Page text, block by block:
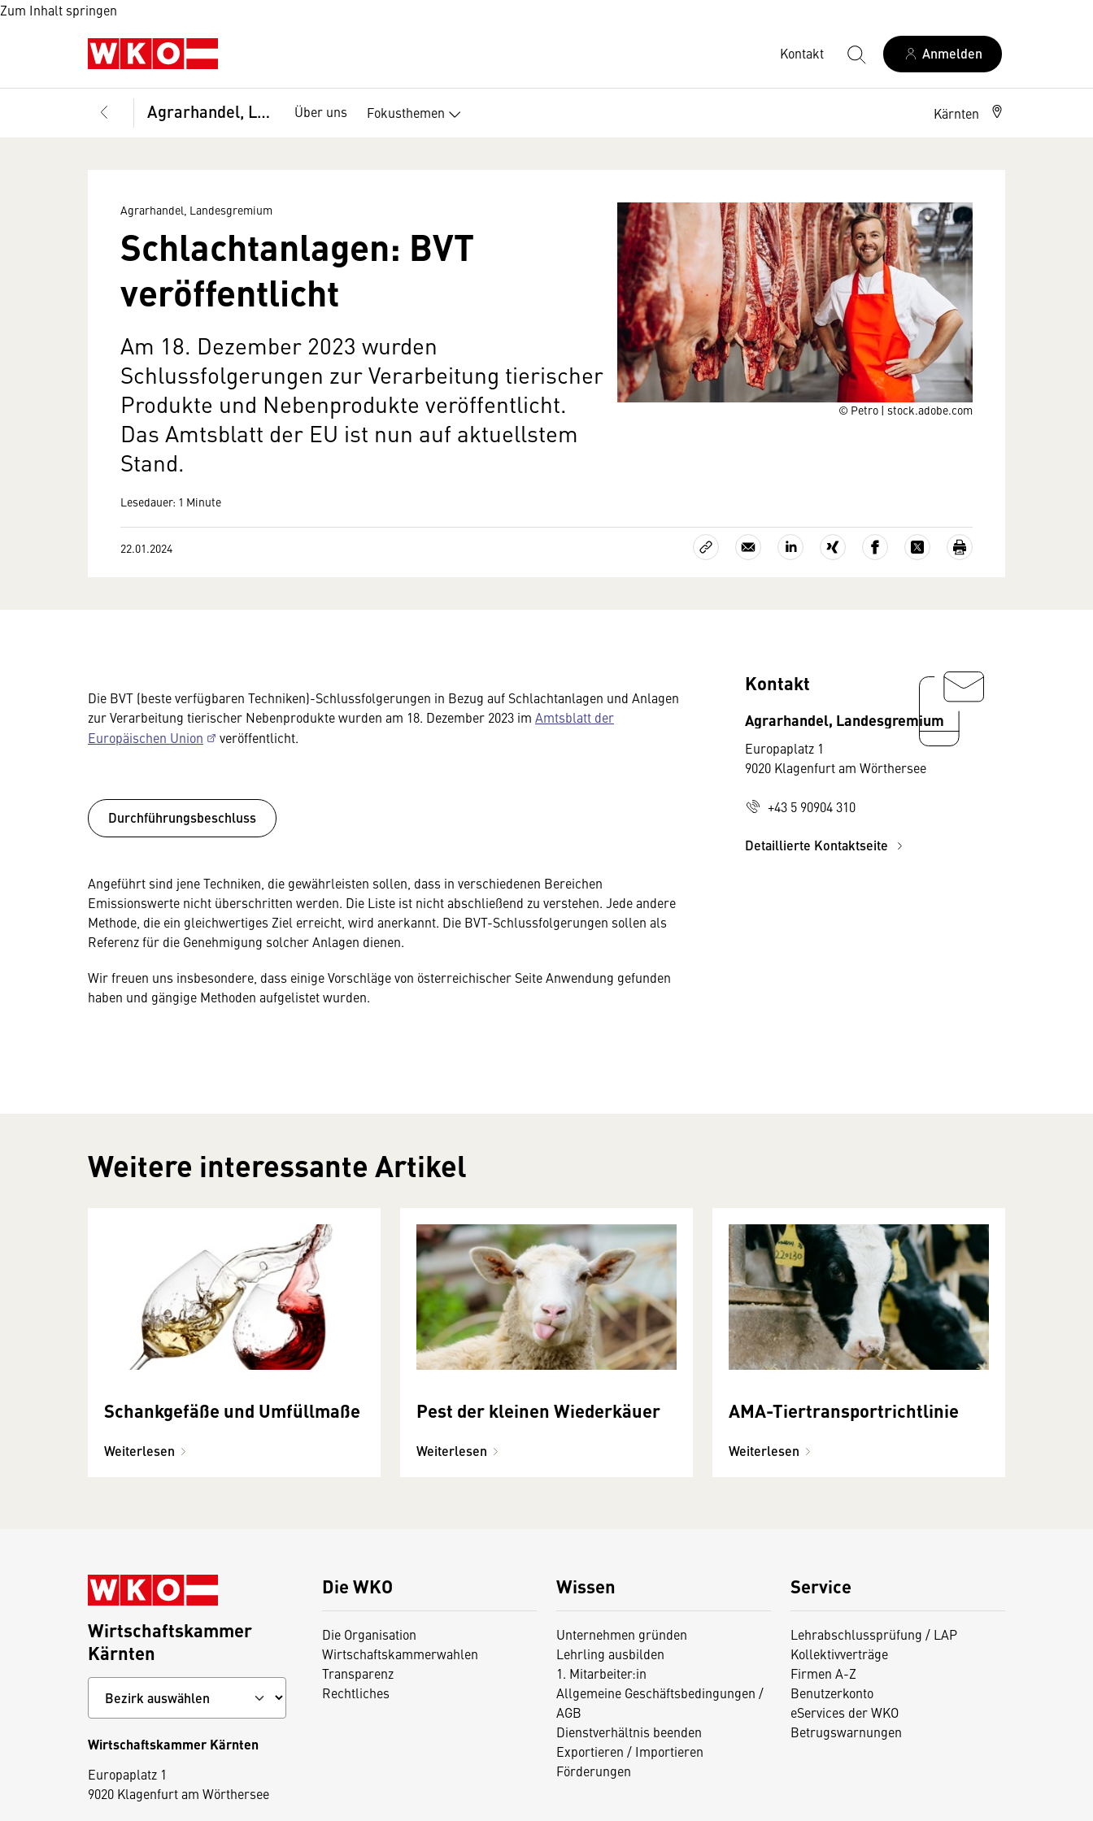
Zum Inhalt springen
Kontakt Anmelden
Agrarhandel, Landesgremium Über uns Fokusthemen Kärnten
© Petro | stock.adobe.com
Agrarhandel, Landesgremium
Schlachtanlagen: BVT
veröffentlicht
Am 18. Dezember 2023 wurden
Schlussfolgerungen zur Verarbeitung tierischer
Produkte und Nebenprodukte veröffentlicht.
Das Amtsblatt der EU ist nun auf aktuellstem
Stand.
Lesedauer: 1 Minute
22.01.2024
Die BVT (beste verfügbaren Techniken)-Schlussfolgerungen in Bezug auf Schlachtanlagen und Anlagen
zur Verarbeitung tierischer Nebenprodukte wurden am 18. Dezember 2023 im Amtsblatt der
Europäischen Union
veröffentlicht.
Durchführungsbeschluss
Angeführt sind jene Techniken, die gewährleisten sollen, dass in verschiedenen Bereichen
Emissionswerte nicht überschritten werden. Die Liste ist nicht abschließend zu verstehen. Jede andere
Methode, die ein gleichwertiges Ziel erreicht, wird anerkannt. Die BVT-Schlussfolgerungen sollen als
Referenz für die Genehmigung solcher Anlagen dienen.
Wir freuen uns insbesondere, dass einige Vorschläge von österreichischer Seite Anwendung gefunden
haben und gängige Methoden aufgelistet wurden.
Kontakt
Agrarhandel, Landesgremium
Europaplatz 1
9020 Klagenfurt am Wörthersee
+43 5 90904 310
Detaillierte Kontaktseite
Weitere interessante Artikel
Schankgefäße und Umfüllmaße
Weiterlesen
Pest der kleinen Wiederkäuer
Weiterlesen
AMA-Tiertransportrichtlinie
Weiterlesen
Die WKO
Die Organisation
Wirtschaftskammerwahlen
Transparenz
Rechtliches
Wissen
Unternehmen gründen
Lehrling ausbilden
1. Mitarbeiter:in
Allgemeine Geschäftsbedingungen /
AGB
Dienstverhältnis beenden
Exportieren / Importieren
Förderungen
Service
Lehrabschlussprüfung / LAP
Kollektivverträge
Firmen A-Z
Benutzerkonto
eServices der WKO
Betrugswarnungen
Wirtschaftskammer
Kärnten
Wirtschaftskammer Kärnten
Europaplatz 1
9020 Klagenfurt am Wörthersee